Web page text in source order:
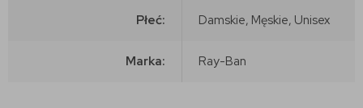
Płeć: Damskie, Męskie, Unisex
Marka: Ray-Ban